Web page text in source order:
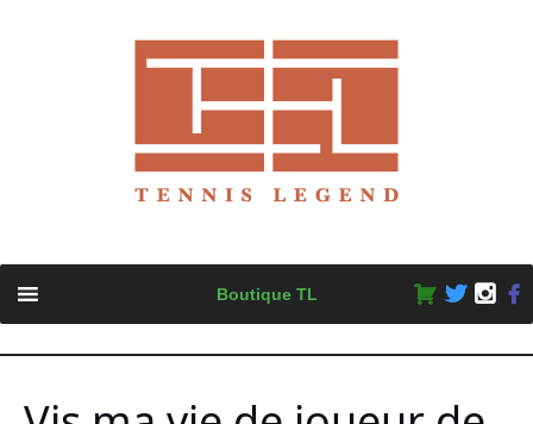
content
Boutique TL